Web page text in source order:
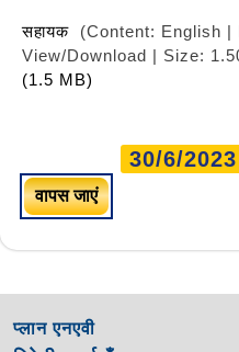
सहायक
(Content: English |
View/Download | Size:
(1.5 MB)
30/6/2023
वापस जाएं
प्लान एनएवी